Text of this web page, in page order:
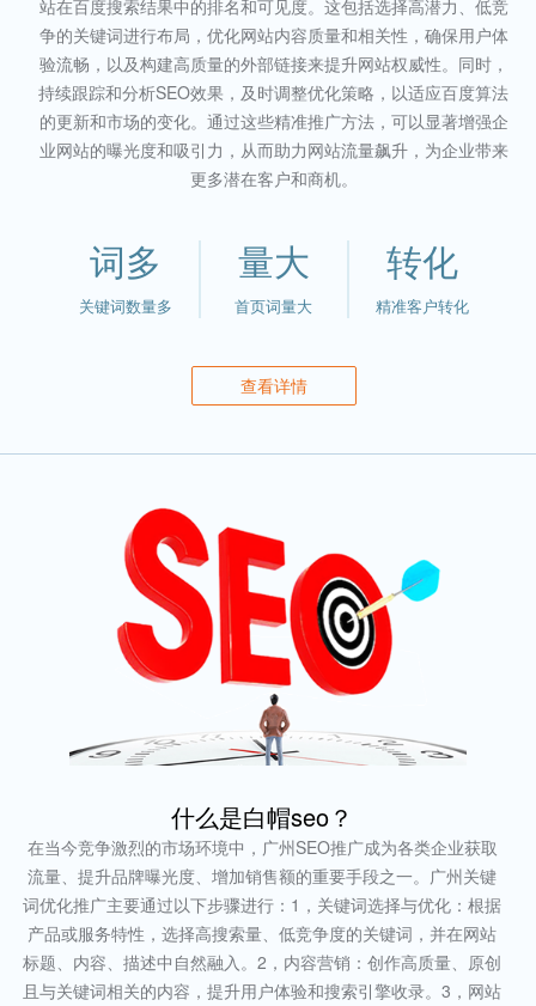
站在百度搜索结果中的排名和可见度。这包括选择高潜力、低竞
争的关键词进行布局，优化网站内容质量和相关性，确保用户体
验流畅，以及构建高质量的外部链接来提升网站权威性。同时，
持续跟踪和分析SEO效果，及时调整优化策略，以适应百度算法
的更新和市场的变化。通过这些精准推广方法，可以显著增强企
业网站的曝光度和吸引力，从而助力网站流量飙升，为企业带来
更多潜在客户和商机。
词多
关键词数量多
量大
首页词量大
转化
精准客户转化
查看详情
什么是白帽seo？
在当今竞争激烈的市场环境中，广州SEO推广成为各类企业获取
流量、提升品牌曝光度、增加销售额的重要手段之一。广州关键
词优化推广主要通过以下步骤进行：1，关键词选择与优化：根据
产品或服务特性，选择高搜索量、低竞争度的关键词，并在网站
标题、内容、描述中自然融入。2，内容营销：创作高质量、原创
且与关键词相关的内容，提升用户体验和搜索引擎收录。3，网站